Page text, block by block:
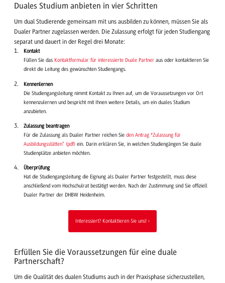
Duales Studium anbieten in vier Schritten
Um dual Studierende gemeinsam mit uns ausbilden zu können, müssen Sie als
Dualer Partner zugelassen werden. Die Zulassung erfolgt für jeden Studiengang
separat und dauert in der Regel drei Monate:
Kontakt
Füllen Sie das Kontaktformular für interessierte Duale Partneraus oder kontaktieren Sie
direkt die Leitung des gewünschten Studiengangs.
Kennenlernen
Die Studiengangsleitung nimmt Kontakt zu Ihnen auf, um die Voraussetzungen vor Ort
kennenzulernen und bespricht mit Ihnen weitere Details, um ein duales Studium
anzubieten.
Zulassung beantragen
Für die Zulassung als Dualer Partner reichen Sie den Antrag "Zulassung für
Ausbildungsstätten“ (pdf)ein. Darin erklären Sie, in welchen Studiengängen Sie duale
Studienplätze anbieten möchten.
Überprüfung
Hat die Studiengangsleitung die Eignung als Dualer Partner festgestellt, muss diese
anschließend vom Hochschulrat bestätigt werden. Nach der Zustimmung sind Sie offiziell
Dualer Partner der DHBW Heidenheim.
Interessiert? Kontaktieren Sie uns!
Erfüllen Sie die Voraussetzungen für eine duale
Partnerschaft?
Um die Qualität des dualen Studiums auch in der Praxisphase sicherzustellen,